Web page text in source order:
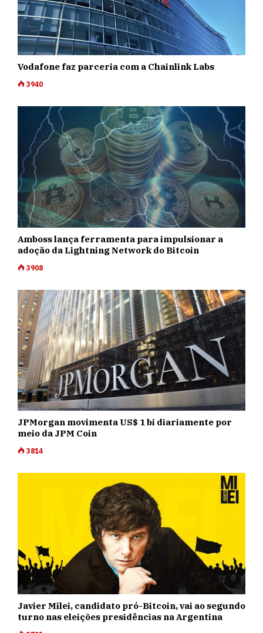
Vodafone faz parceria com a Chainlink Labs
3940
Amboss lança ferramenta para impulsionar a
adoção da Lightning Network do Bitcoin
3908
JPMorgan movimenta US$ 1 bi diariamente por
meio da JPM Coin
3814
Javier Milei, candidato pró-Bitcoin, vai ao segundo
turno nas eleições presidências na Argentina